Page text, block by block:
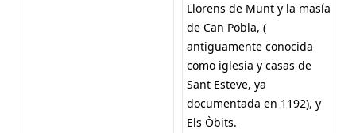
Llorens de Munt y la masía
de Can Pobla, (
antiguamente conocida
como iglesia y casas de
Sant Esteve, ya
documentada en 1192), y
Els Òbits.